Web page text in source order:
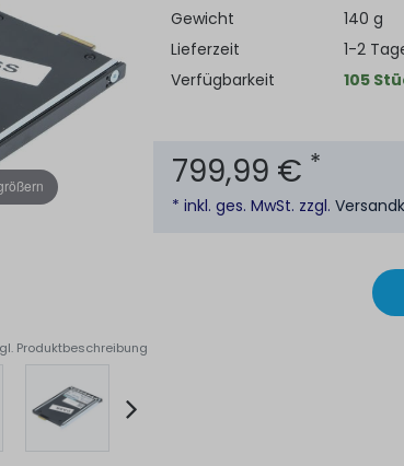
Produktbeschreibung
Gewicht
140 g
Lieferzeit
1-2
Verfügbarkeit
105
799,99 € *
* inkl. ges. MwSt. zzgl.